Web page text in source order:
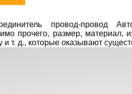
провод-провод
прочего, размер, материал,
и т. д., которые оказывают